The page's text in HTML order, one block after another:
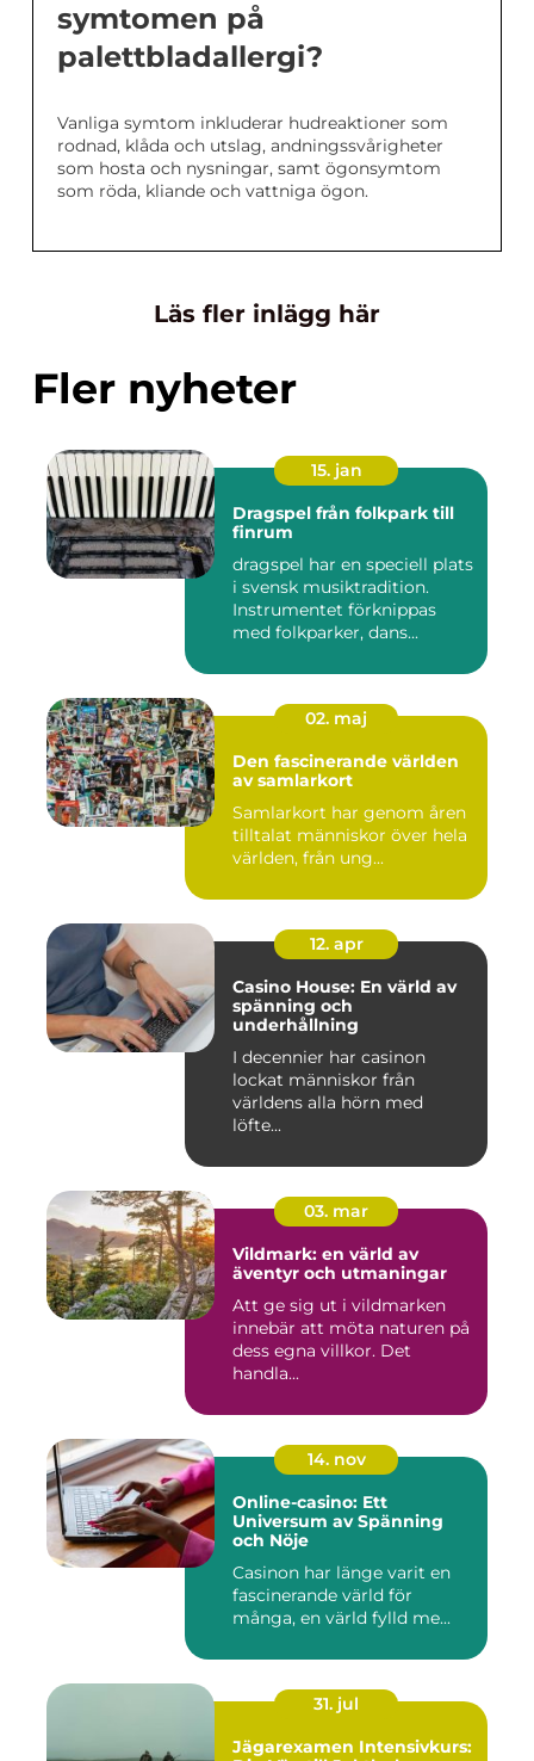
symtomen på
palettbladallergi?
Vanliga symtom inkluderar hudreaktioner som
rodnad, klåda och utslag, andningssvårigheter
som hosta och nysningar, samt ögonsymtom
som röda, kliande och vattniga ögon.
Läs fler inlägg här
Fler nyheter
15. jan
Dragspel från folkpark till
finrum
dragspel har en speciell plats
i svensk musiktradition.
Instrumentet förknippas
med folkparker, dans...
02. maj
Den fascinerande världen
av samlarkort
Samlarkort har genom åren
tilltalat människor över hela
världen, från ung...
12. apr
Casino House: En värld av
spänning och
underhållning
I decennier har casinon
lockat människor från
världens alla hörn med
löfte...
03. mar
Vildmark: en värld av
äventyr och utmaningar
Att ge sig ut i vildmarken
innebär att möta naturen på
dess egna villkor. Det
handla...
14. nov
Online-casino: Ett
Universum av Spänning
och Nöje
Casinon har länge varit en
fascinerande värld för
många, en värld fylld me...
31. jul
Jägarexamen Intensivkurs: